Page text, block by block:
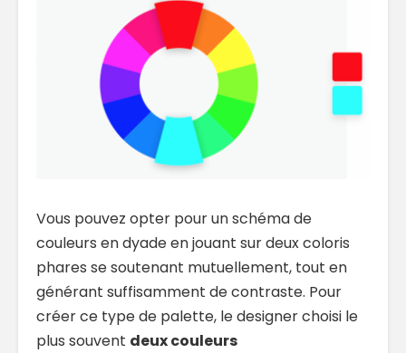
Vous pouvez opter pour un schéma de
couleurs en dyade en jouant sur deux coloris
phares se soutenant mutuellement, tout en
générant suffisamment de contraste. Pour
créer ce type de palette, le designer choisi le
plus souvent deux couleurs